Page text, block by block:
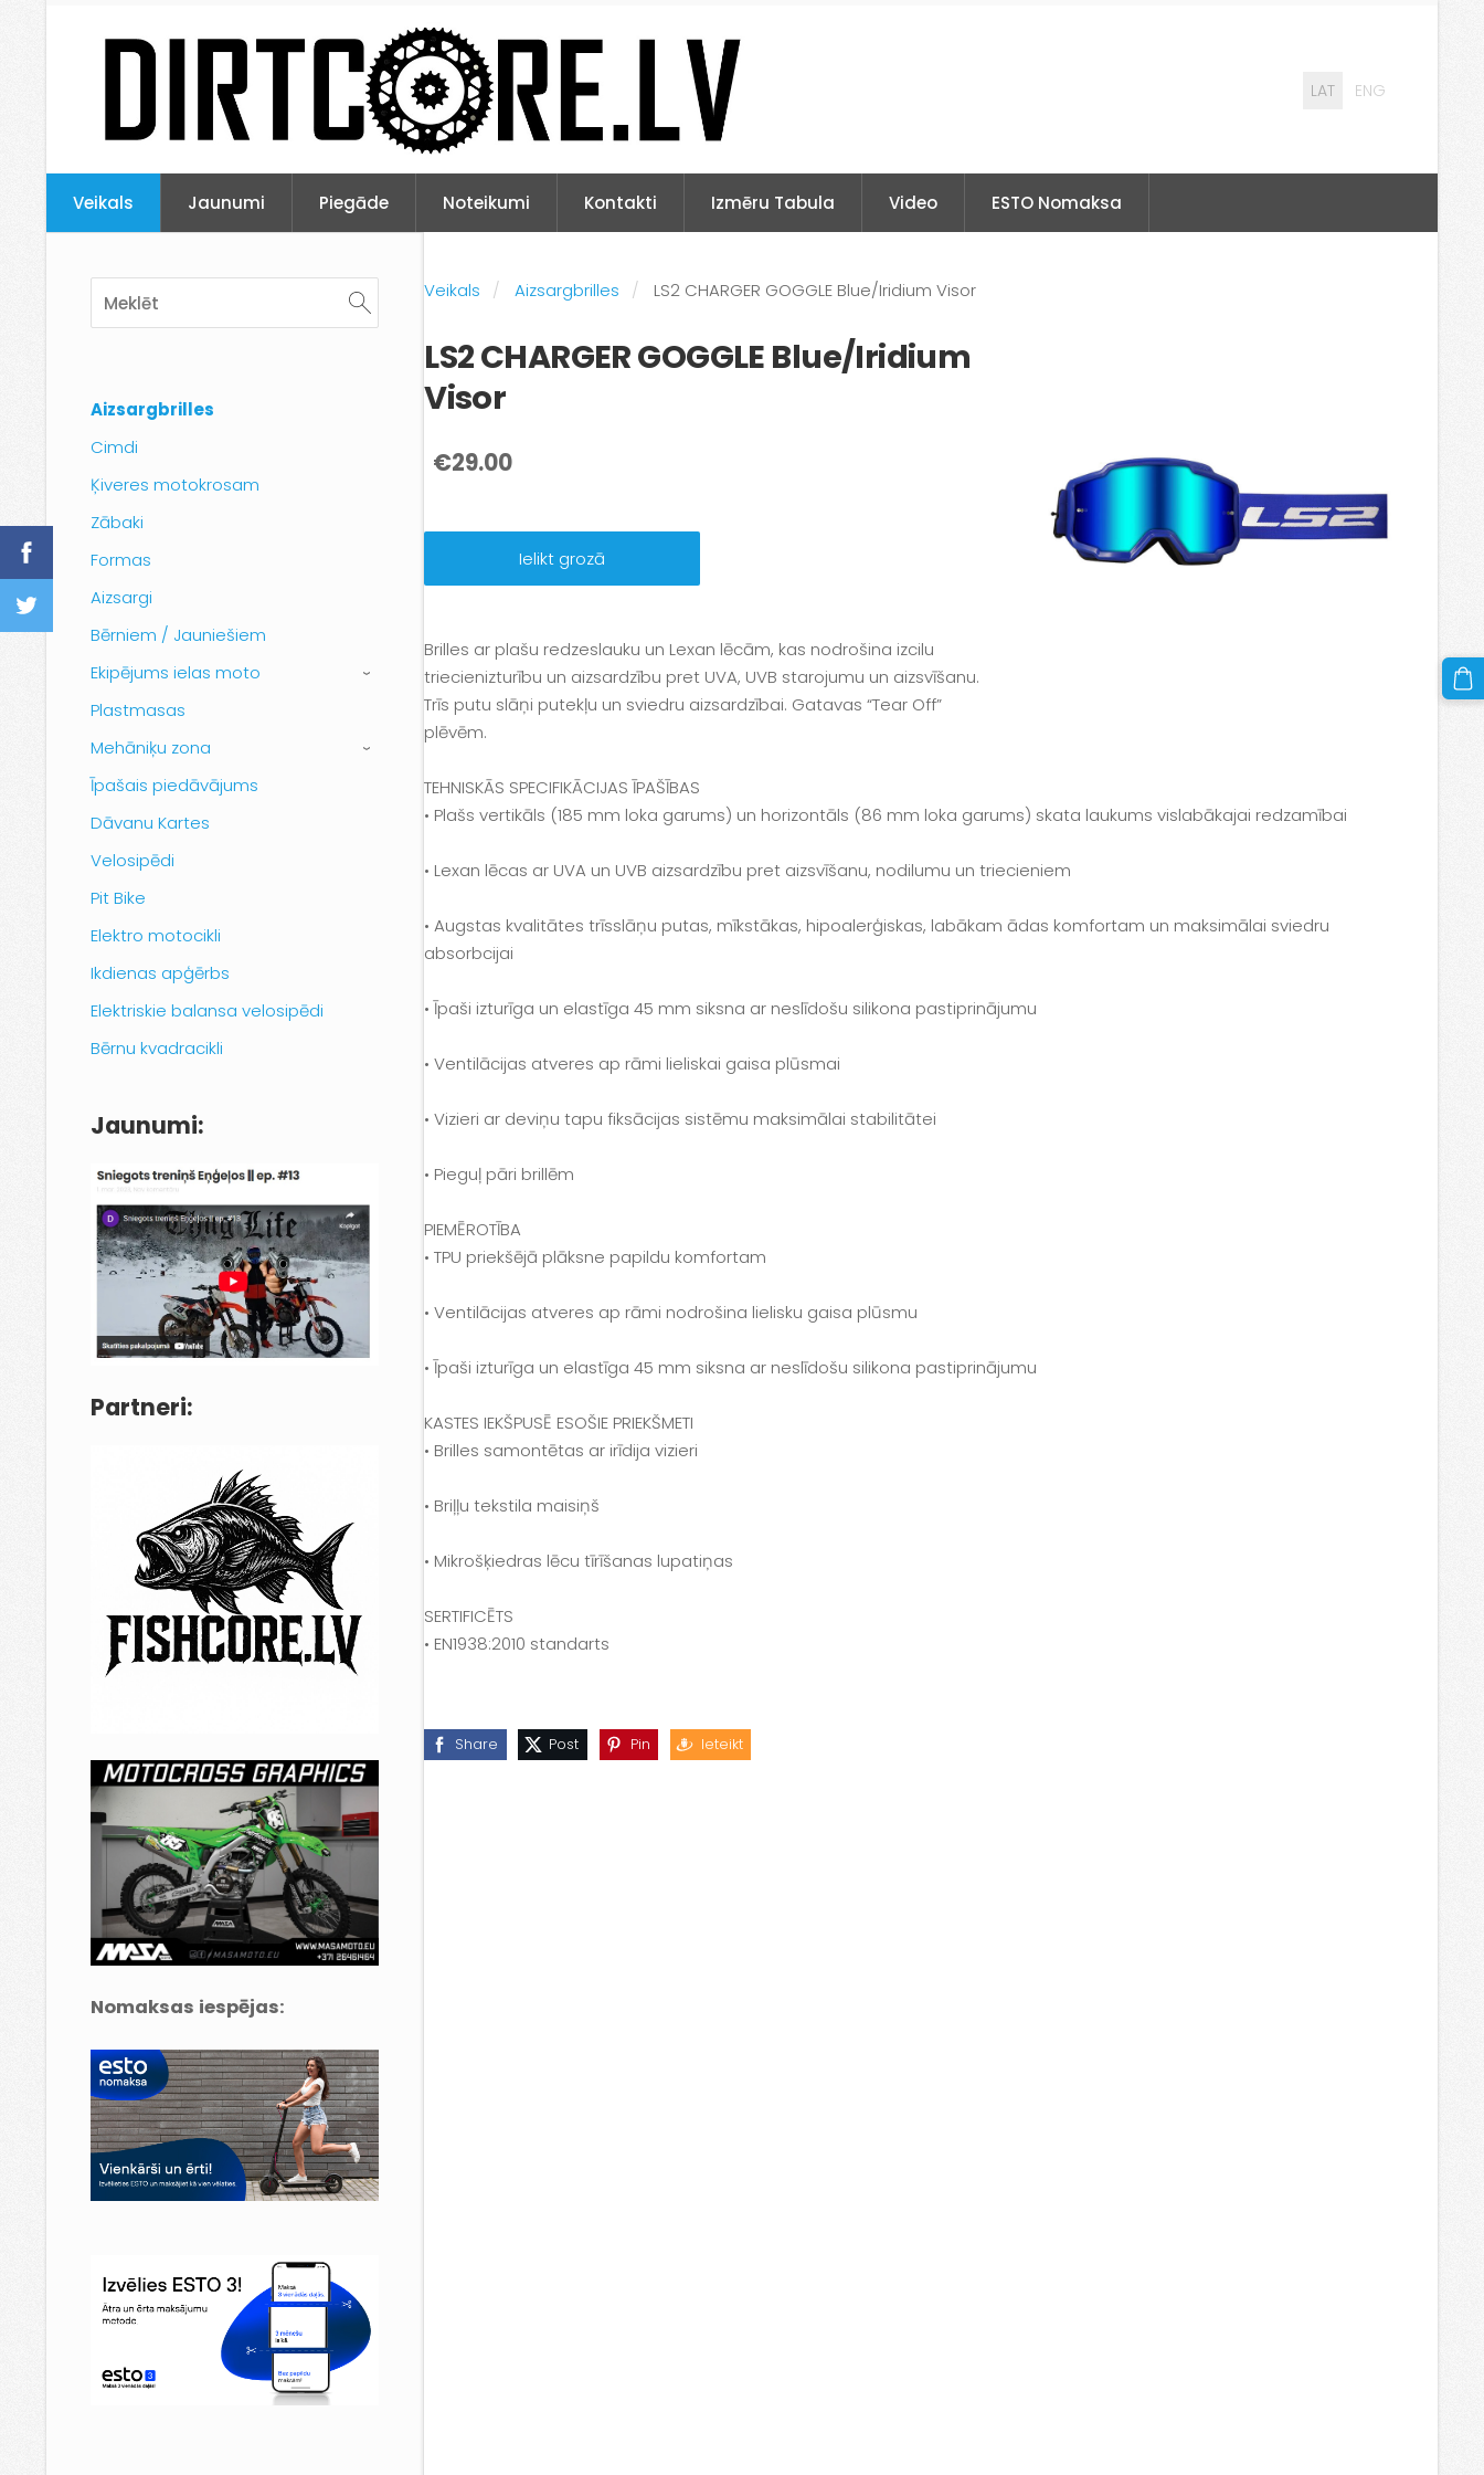
LAT ENG
Veikals Jaunumi Piegāde Noteikumi Kontakti Izmēru Tabula Video ESTO Nomaksa
Aizsargbrilles
Cimdi
Ķiveres motokrosam
Zābaki
Formas
Aizsargi
Bērniem / Jauniešiem
Ekipējums ielas moto
›
Plastmasas
Mehāniķu zona
›
Īpašais piedāvājums
Dāvanu Kartes
Velosipēdi
Pit Bike
Elektro motocikli
Ikdienas apģērbs
Elektriskie balansa velosipēdi
Bērnu kvadracikli
Jaunumi:
Partneri:
Nomaksas iespējas:
Veikals Aizsargbrilles LS2 CHARGER GOGGLE Blue/Iridium Visor
LS2 CHARGER GOGGLE Blue/Iridium
Visor
€29.00
Ielikt grozā
Brilles ar plašu redzeslauku un Lexan lēcām, kas nodrošina izcilu
triecienizturību un aizsardzību pret UVA, UVB starojumu un aizsvīšanu.
Trīs putu slāņi putekļu un sviedru aizsardzībai. Gatavas “Tear Off”
plēvēm.
TEHNISKĀS SPECIFIKĀCIJASĪPAŠĪBAS
• Plašs vertikāls (185 mm loka garums) un horizontāls (86 mm loka garums) skata laukums vislabākajai redzamībai
• Lexan lēcas ar UVA un UVB aizsardzību pret aizsvīšanu, nodilumu un triecieniem
• Augstas kvalitātes trīsslāņu putas, mīkstākas, hipoalerģiskas, labākam ādas komfortam un maksimālai sviedru
absorbcijai
• Īpaši izturīga un elastīga 45 mm siksna ar neslīdošu silikona pastiprinājumu
• Ventilācijas atveres ap rāmi lieliskai gaisa plūsmai
• Vizieri ar deviņu tapu fiksācijas sistēmu maksimālai stabilitātei
• Pieguļ pāri brillēm
PIEMĒROTĪBA
• TPU priekšējā plāksne papildu komfortam
• Ventilācijas atveres ap rāmi nodrošina lielisku gaisa plūsmu
• Īpaši izturīga un elastīga 45 mm siksna ar neslīdošu silikona pastiprinājumu
KASTES IEKŠPUSĒ ESOŠIE PRIEKŠMETI
• Brilles samontētas ar irīdija vizieri
• Briļļu tekstila maisiņš
• Mikrošķiedras lēcu tīrīšanas lupatiņas
SERTIFICĒTS
• EN1938:2010 standarts
Share Post Pin Ieteikt